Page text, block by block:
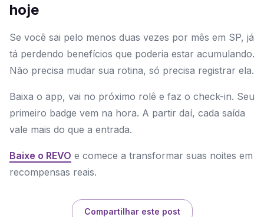
hoje
Se você sai pelo menos duas vezes por mês em SP, já
tá perdendo benefícios que poderia estar acumulando.
Não precisa mudar sua rotina, só precisa registrar ela.
Baixa o app, vai no próximo rolê e faz o check-in. Seu
primeiro badge vem na hora. A partir daí, cada saída
vale mais do que a entrada.
Baixe o REVO e comece a transformar suas noites em
recompensas reais.
Compartilhar este post